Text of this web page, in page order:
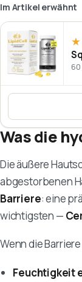
Im Artikel erwähnt
Was die
Die äußere
abgestorbenen
Barriere: eine
wichtigsten —
Wenn die
Feuchtigkeit